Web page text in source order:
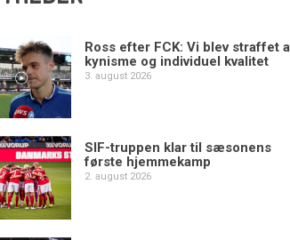
Ross efter FCK: Vi blev straffet
kynisme og individuel kvalitet
3. august 2026
SIF-truppen klar til sæsonens
første hjemmekamp
2. august 2026